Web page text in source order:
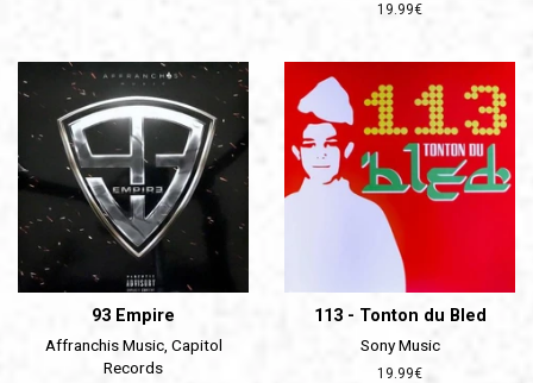
Prix
19.99€
93 Empire
Affranchis Music, Capitol
Records
113 - Tonton du Bled
Sony Music
Prix
19.99€